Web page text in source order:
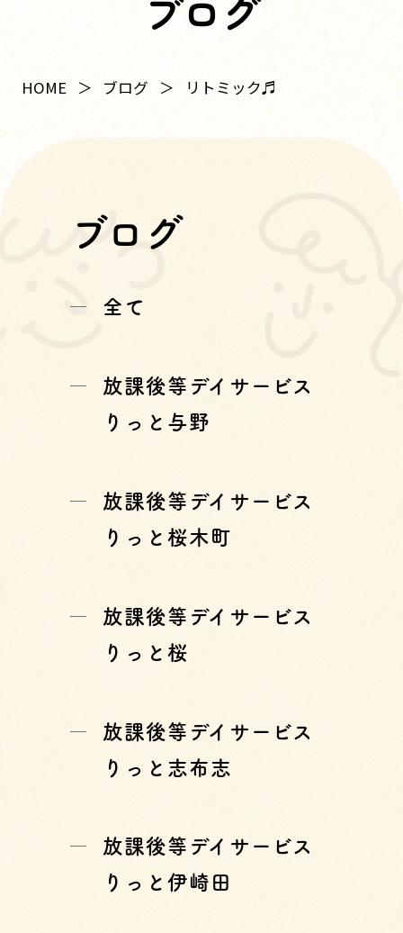
ブログ
HOME ブログ リトミック♬
ブログ
全て
放課後等デイサービス
りっと与野
放課後等デイサービス
りっと桜木町
放課後等デイサービス
りっと桜
放課後等デイサービス
りっと志布志
放課後等デイサービス
りっと伊崎田